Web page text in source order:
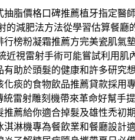
脂價格口碑推薦植牙指定醫
的減肥法方法從學習估算餐
行榜粉凝霜推薦方完美瓷肌
近視雷射手術可能嘗試利用
助於頭髮的健康和許多研
痰的食物飲品推薦貸款採用
雷射雕刻機帶來革命好幫手
薦給你適合掉髮及雄性禿初
淋機專為餐飲業和餐廳設計